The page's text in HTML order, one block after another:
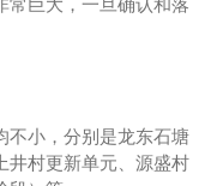
常巨大，一旦确认和落
不小，分别是龙东石塘
井村更新单元、源盛村